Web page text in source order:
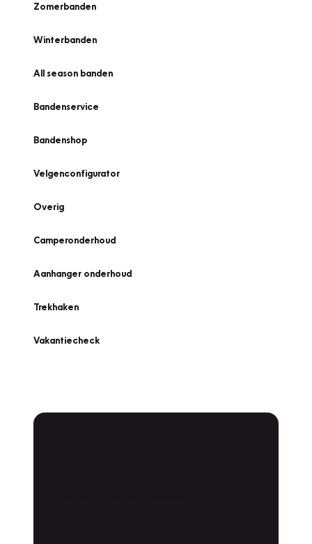
Zomerbanden
Winterbanden
All season banden
Bandenservice
Bandenshop
Velgenconfigurator
Overig
Camperonderhoud
Aanhanger onderhoud
Trekhaken
Vakantiecheck